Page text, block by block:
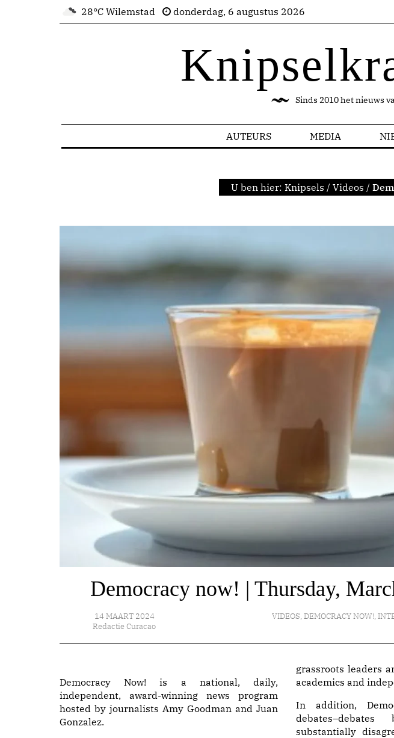
28°C Wilemstad donderdag, 6 augustus 2026
Sinds 2010 het nieuws
AUTEURS MEDIA
U ben hier: Knipsels / Videos /
Democracy now! | Thursday,
14 MAART 2024
Redactie Curacao
VIDEOS, DEMOCRACY NOW!,
Democracy Now! is a national, daily,
independent, award-winning news program
hosted by journalists Amy Goodman and Juan
Gonzalez.
grassroots leaders
academics and
In addition,
substantially